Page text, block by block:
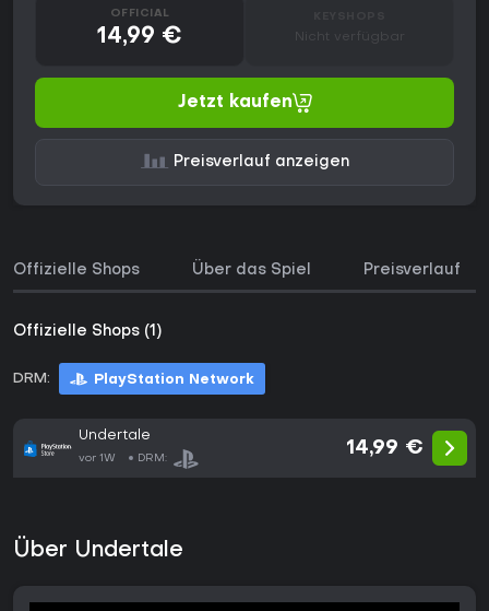
OFFICIAL
14,99 € Nicht verfügbar
Jetzt kaufen
Preisverlauf anzeigen
Offizielle Shops Über das Spiel Preisverlauf
Offizielle Shops (1)
DRM: PlayStation Network
Undertale
vor 1W DRM:
14,99 €
Über Undertale